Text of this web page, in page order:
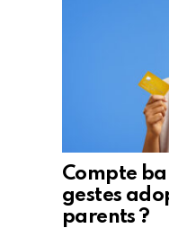
Compte
gestes
parents ?